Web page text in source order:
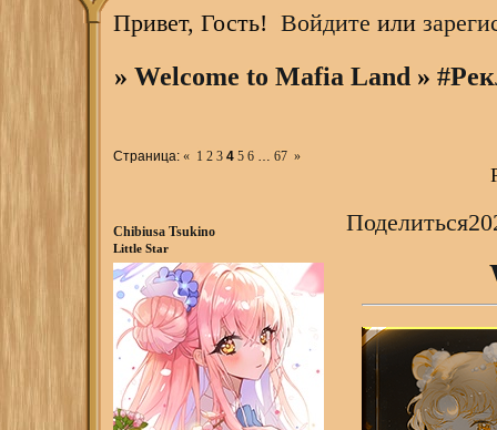
Привет, Гость! Войдите или
»Welcome to Mafia Land »
Страница:« 1 2 3 4 5 6 67 »
Поделиться
Chibiusa Tsukino
Little Star